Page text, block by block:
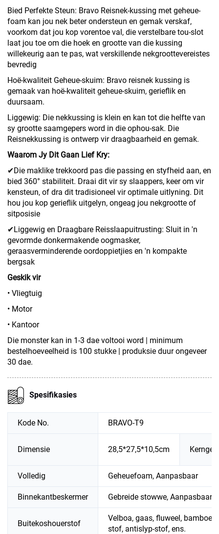
Bied Perfekte Steun: Bravo Reisnek-kussing met geheue-
foam kan jou nek beter ondersteun en gemak verskaf,
voorkom dat jou kop vorentoe val, die verstelbare tou-slot
laat jou toe om die hoek en grootte van die kussing
willekeurig aan te pas, wat verskillende nekgroottevereistes
bevredig
Hoë-kwaliteit Geheue-skuim: Bravo reisnek kussing is
gemaak van hoë-kwaliteit geheue-skuim, gerieflik en
duursaam.
Liggewig: Die nekkussing is klein en kan tot die helfte van
sy grootte saamgepers word in die ophou-sak. Die
Reisnekkussing is ontwerp vir draagbaarheid en gemak.
Waarom Jy Dit Gaan Lief Kry:
✔Die maklike trekkoord pas die passing en styfheid aan, en
bied 360° stabiliteit. Draai dit vir sy slaappers, keer om vir
kensteun, of dra dit tradisioneel vir optimale uitlyning. Dit
hou jou kop gerieflik uitgelyn, ongeag jou nekgrootte of
sitposisie
✔Liggewig en Draagbare Reisslaapuitrusting: Sluit in 'n
gevormde donkermakende oogmasker,
geraasverminderende oordoppietjies en 'n kompakte
bergsak
Geskik vir
• Vliegtuig
• Motor
• Kantoor
Die monster kan in 1-3 dae voltooi word | minimum
bestelhoeveelheid is 100 stukke | produksie duur ongeveer
30 dae.
Spesifikasies
Kode No. BRAVO-T9
Dimensie 28,5*27,5*10,5cm
Volledig Geheuefoam, Aanpasbaar
Binnekantbeskermer Gebreide stowwe, Aanpasbaar
Buitekoshouerstof
Velboa, gaas, fluweel,
stof, antislyp-stof, ens.